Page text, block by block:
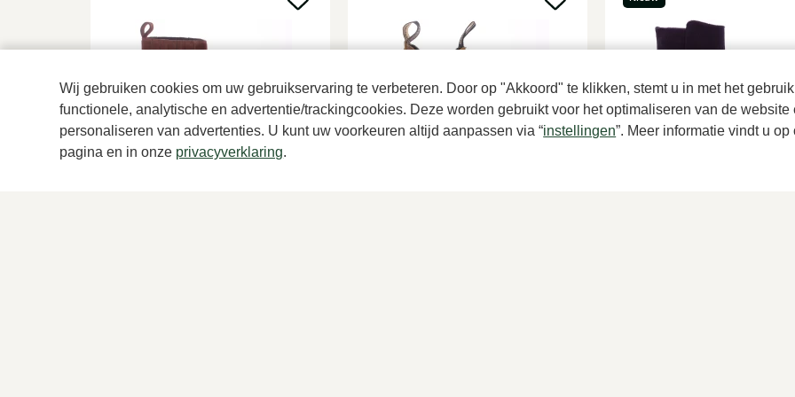
Wij gebruiken cookies om uw gebruikservaring te verbeteren. Door op "Akkoord" te klikken, stemt u in met het
functionele, analytische en advertentie/trackingcookies. Deze worden gebruikt voor het optimaliseren van de website
personaliseren van advertenties. U kunt uw voorkeuren altijd aanpassen via “instellingen”. Meer informatie vindt u
pagina en in onze privacyverklaring.